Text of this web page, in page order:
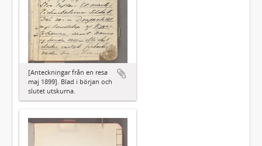
[Anteckningar från en resa
maj 1899]. Blad i början och
slutet utskurna.